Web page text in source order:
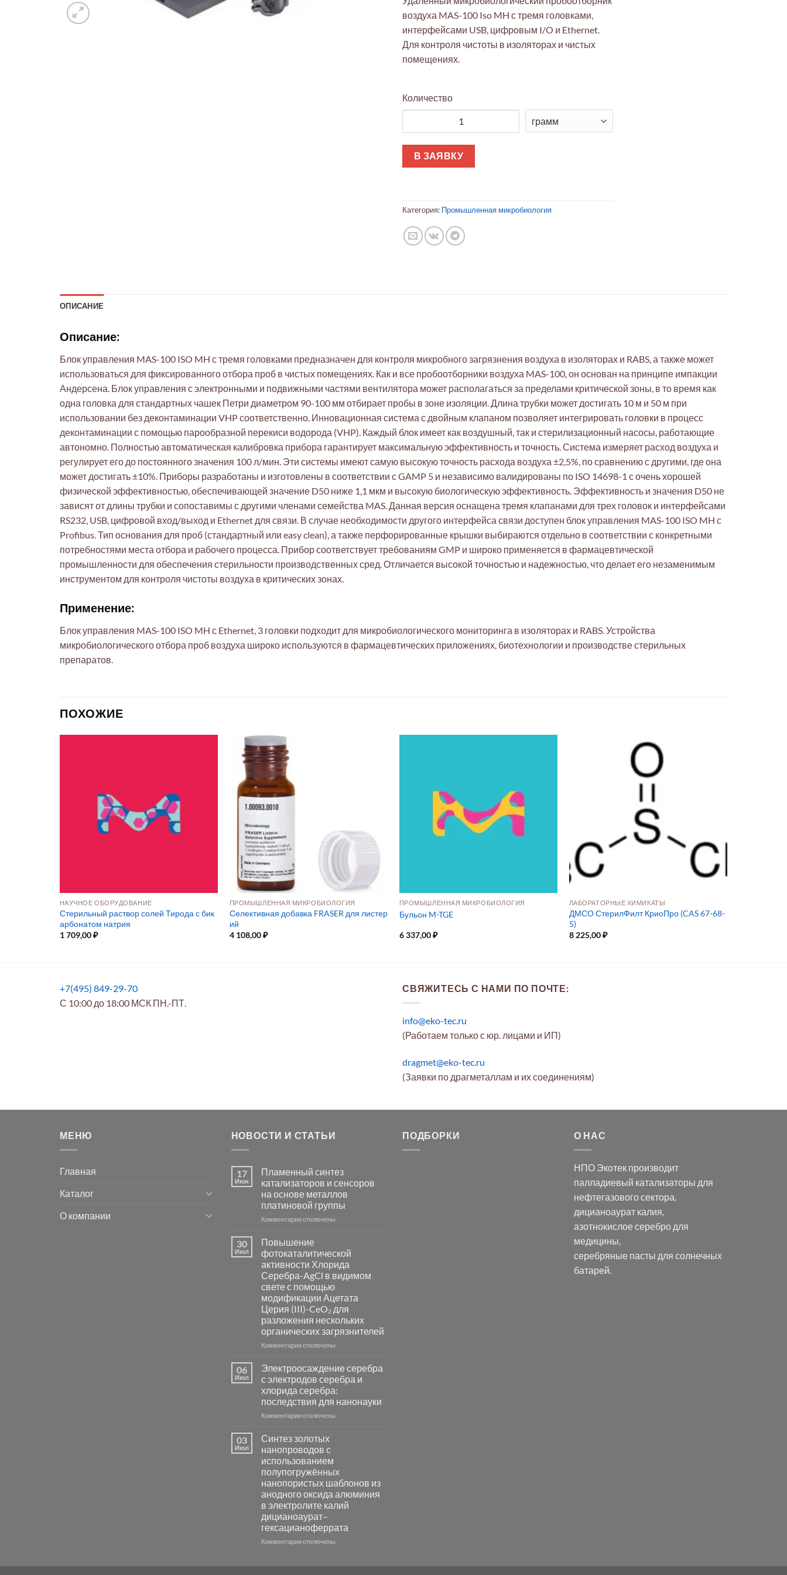
воздуха MAS-100 Iso MH с тремя головками,
интерфейсами USB, цифровым I/O и Ethernet.
Для контроля чистоты в изоляторах и чистых
помещениях.
Количество
В ЗАЯВКУ
Категория: Промышленная микробиология
ОПИСАНИЕ
Описание:
Блок управления MAS-100 ISO MH с тремя головками предназначен для контроля микробного загрязнения воздуха в изоляторах и RABS, а также может
использоваться для фиксированного отбора проб в чистых помещениях. Как и все пробоотборники воздуха MAS-100, он основан на принципе импакции
Андерсена. Блок управления с электронными и подвижными частями вентилятора может располагаться за пределами критической зоны, в то время как
одна головка для стандартных чашек Петри диаметром 90-100 мм отбирает пробы в зоне изоляции. Длина трубки может достигать 10 м и 50 м при
использовании без деконтаминации VHP соответственно. Инновационная система с двойным клапаном позволяет интегрировать головки в процесс
деконтаминации с помощью парообразной перекиси водорода (VHP). Каждый блок имеет как воздушный, так и стерилизационный насосы, работающие
автономно. Полностью автоматическая калибровка прибора гарантирует максимальную эффективность и точность. Система измеряет расход воздуха и
регулирует его до постоянного значения 100 л/мин. Эти системы имеют самую высокую точность расхода воздуха ±2,5%, по сравнению с другими, где она
может достигать ±10%. Приборы разработаны и изготовлены в соответствии с GAMP 5 и независимо валидированы по ISO 14698-1 с очень хорошей
физической эффективностью, обеспечивающей значение D50 ниже 1,1 мкм и высокую биологическую эффективность. Эффективность и значения D50 не
зависят от длины трубки и сопоставимы с другими членами семейства MAS. Данная версия оснащена тремя клапанами для трех головок и интерфейсами
RS232, USB, цифровой вход/выход и Ethernet для связи. В случае необходимости другого интерфейса связи доступен блок управления MAS-100 ISO MH с
Profibus. Тип основания для проб (стандартный или easy clean), а также перфорированные крышки выбираются отдельно в соответствии с конкретными
потребностями места отбора и рабочего процесса. Прибор соответствует требованиям GMP и широко применяется в фармацевтической
промышленности для обеспечения стерильности производственных сред. Отличается высокой точностью и надежностью, что делает его незаменимым
инструментом для контроля чистоты воздуха в критических зонах.
Применение:
Блок управления MAS-100 ISO MH с Ethernet, 3 головки подходит для микробиологического мониторинга в изоляторах и RABS. Устройства
микробиологического отбора проб воздуха широко используются в фармацевтических приложениях, биотехнологии и производстве стерильных
препаратов.
ПОХОЖИЕ
НАУЧНОЕ ОБОРУДОВАНИЕ
Стерильный раствор солей Тирода с бик
арбонатом натрия
1 709,00₽
ПРОМЫШЛЕННАЯ МИКРОБИОЛОГИЯ
Селективная добавка FRASER для листер
ий
4 108,00₽
ПРОМЫШЛЕННАЯ МИКРОБИОЛОГИЯ
Бульон M-TGE
6 337,00₽
ЛАБОРАТОРНЫЕ ХИМИКАТЫ
ДМСО СтерилФилт КриоПро (CAS 67-68-
5)
8 225,00₽
+7(495) 849-29-70
С 10:00 до 18:00 МСК ПН.-ПТ.
СВЯЖИТЕСЬ С НАМИ ПО ПОЧТЕ:
info@eko-tec.ru
(Работаем только с юр. лицами и ИП)
dragmet@eko-tec.ru
(Заявки по драгметаллам и их соединениям)
МЕНЮ
Главная
Каталог
О компании
НОВОСТИ И СТАТЬИ
17
Июн
Пламенный синтез
катализаторов и сенсоров
на основе металлов
платиновой группы
Комментариик
синтез
катализаторов
и
сенсоров
на
основе
металлов
платиновой
группы
отключены
30
Июл
Повышение
фотокаталитической
активности Хлорида
Серебра-AgCl в видимом
свете с помощью
модификации Ацетата
Церия (III)-CeO₂ для
разложения нескольких
органических загрязнителей
Комментариик
фотокаталитической
активности
Хлорида
Серебра-
AgCl
свете
с
помощью
модификации
Ацетата
Церия
(III)-
CeO₂
для
разложения
нескольких
отключены
06
Июл
Электроосаждение серебра
с электродов серебра и
хлорида серебра:
последствия для нанонауки
Комментариик
серебра
с
электродов
серебра
и
хлорида
серебра:
последствия
для
нанонауки
отключены
03
Июл
Синтез золотых
нанопроводов с
использованием
полупогружённых
нанопористых шаблонов из
анодного оксида алюминия
в электролите калий
дицианоаурат–
гексацианоферрата
Комментариикотключены
ПОДБОРКИ О НАС
НПО Экотек производит
палладиевый катализаторы для
нефтегазового сектора,
дицианоаурат калия,
азотнокислое серебродля
медицины,
серебряные пасты для солнечных
батарей.